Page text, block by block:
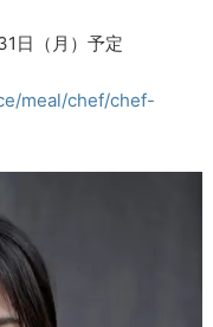
日（月）予定
meal/chef/chef-